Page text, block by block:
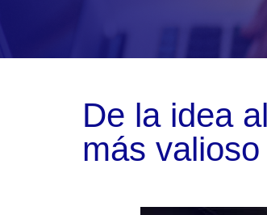
De la idea
más